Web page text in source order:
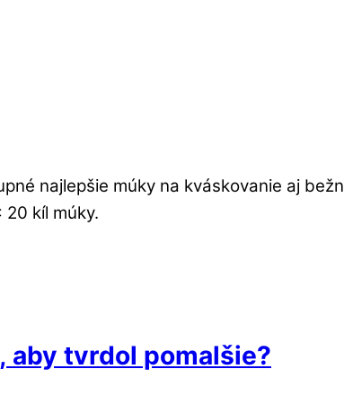
najlepšie múky na kváskovanie aj
kíl múky.
tvrdol pomalšie?